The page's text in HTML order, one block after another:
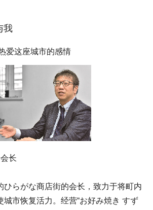
我
爱这座城市的感情
长
ひらがな商店街的会长，致力于将町内
城市恢复活力。经营“お好み焼き すず